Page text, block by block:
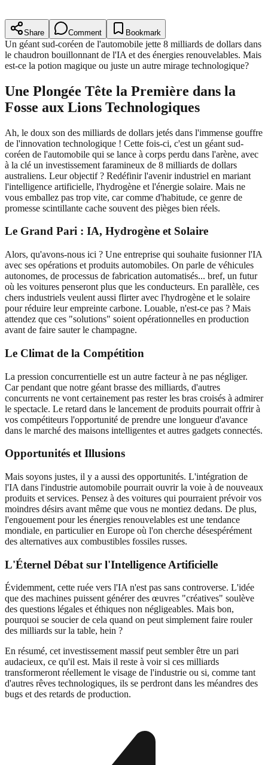
Share Comment Bookmark
Un géant sud-coréen de l'automobile jette 8 milliards de dollars dans
le chaudron bouillonnant de l'IA et des énergies renouvelables. Mais
est-ce la potion magique ou juste un autre mirage technologique?
Une Plongée Tête la Première dans la
Fosse aux Lions Technologiques
Ah, le doux son des milliards de dollars jetés dans l'immense gouffre
de l'innovation technologique ! Cette fois-ci, c'est un géant sud-
coréen de l'automobile qui se lance à corps perdu dans l'arène, avec
à la clé un investissement faramineux de 8 milliards de dollars
australiens. Leur objectif ? Redéfinir l'avenir industriel en mariant
l'intelligence artificielle, l'hydrogène et l'énergie solaire. Mais ne
vous emballez pas trop vite, car comme d'habitude, ce genre de
promesse scintillante cache souvent des pièges bien réels.
Le Grand Pari : IA, Hydrogène et Solaire
Alors, qu'avons-nous ici ? Une entreprise qui souhaite fusionner l'IA
avec ses opérations et produits automobiles. On parle de véhicules
autonomes, de processus de fabrication automatisés... bref, un futur
où les voitures penseront plus que les conducteurs. En parallèle, ces
chers industriels veulent aussi flirter avec l'hydrogène et le solaire
pour réduire leur empreinte carbone. Louable, n'est-ce pas ? Mais
attendez que ces "solutions" soient opérationnelles en production
avant de faire sauter le champagne.
Le Climat de la Compétition
La pression concurrentielle est un autre facteur à ne pas négliger.
Car pendant que notre géant brasse des milliards, d'autres
concurrents ne vont certainement pas rester les bras croisés à admirer
le spectacle. Le retard dans le lancement de produits pourrait offrir à
vos compétiteurs l'opportunité de prendre une longueur d'avance
dans le marché des maisons intelligentes et autres gadgets connectés.
Opportunités et Illusions
Mais soyons justes, il y a aussi des opportunités. L'intégration de
l'IA dans l'industrie automobile pourrait ouvrir la voie à de nouveaux
produits et services. Pensez à des voitures qui pourraient prévoir vos
moindres désirs avant même que vous ne montiez dedans. De plus,
l'engouement pour les énergies renouvelables est une tendance
mondiale, en particulier en Europe où l'on cherche désespérément
des alternatives aux combustibles fossiles russes.
L'Éternel Débat sur l'Intelligence Artificielle
Évidemment, cette ruée vers l'IA n'est pas sans controverse. L'idée
que des machines puissent générer des œuvres "créatives" soulève
des questions légales et éthiques non négligeables. Mais bon,
pourquoi se soucier de cela quand on peut simplement faire rouler
des milliards sur la table, hein ?
En résumé, cet investissement massif peut sembler être un pari
audacieux, ce qu'il est. Mais il reste à voir si ces milliards
transformeront réellement le visage de l'industrie ou si, comme tant
d'autres rêves technologiques, ils se perdront dans les méandres des
bugs et des retards de production.